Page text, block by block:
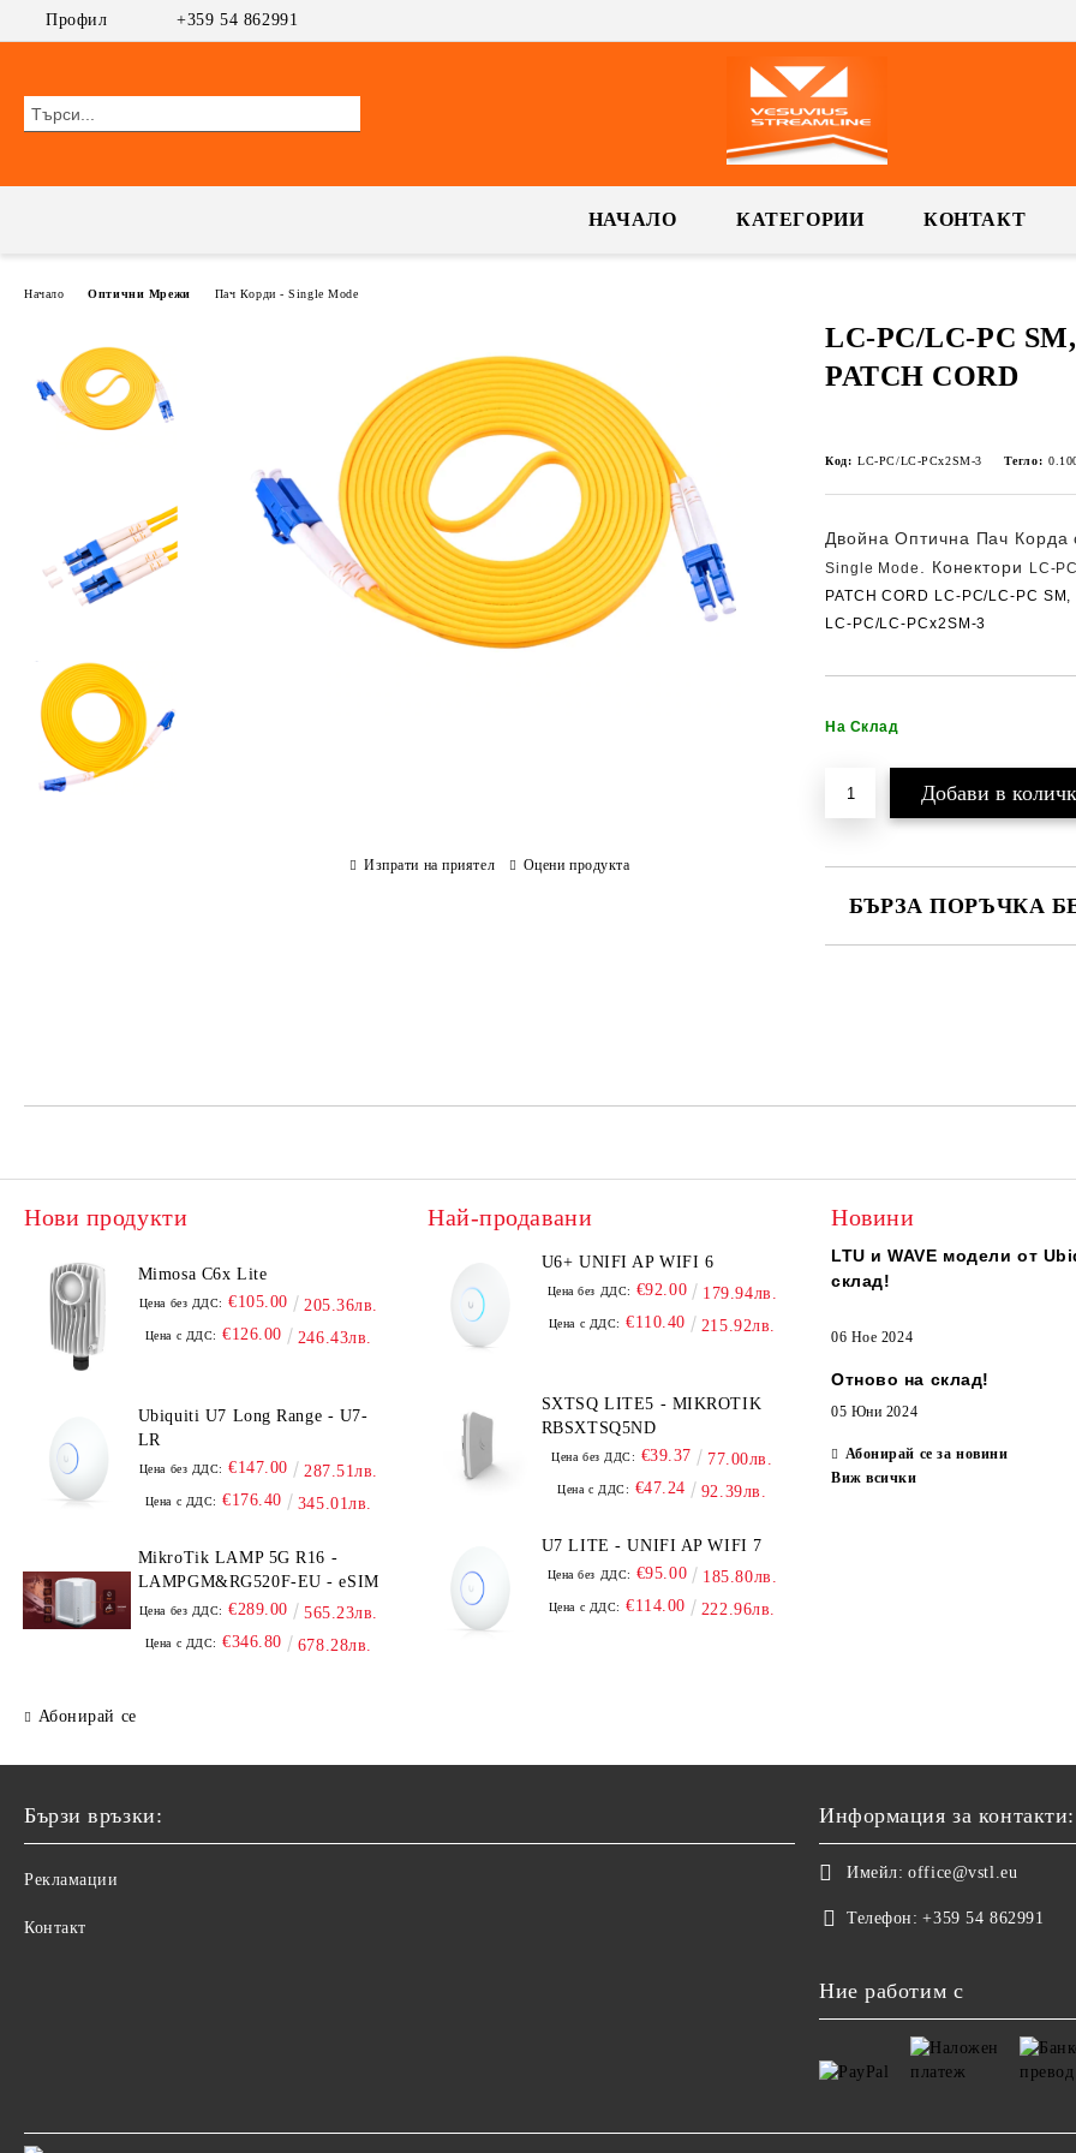
Профил +359 54 862991
НАЧАЛО КАТЕГОРИИ КОНТАКТ
Начало Оптични Мрежи Пач Корди - Single Mode
LC-PC/LC-PC
PATCH CORD
Код: LC-PC/LC-PCx2SM-3 Тегло:
Двойна Оптична Пач Корда
Single Mode
. Конектори LC-PC
PATCH CORD LC-PC/LC-PC SM,
LC-PC/LC-PCx2SM-3
На Склад
БЪРЗА ПОРЪЧКА
Изпрати на приятел Оцени продукта
Нови продукти
Mimosa C6x Lite
Цена без ДДС: €105.00 205.36лв.
Цена с ДДС: €126.00 246.43лв.
Ubiquiti U7 Long Range - U7-
LR
Цена без ДДС: €147.00 287.51лв.
Цена с ДДС: €176.40 345.01лв.
MikroTik LAMP 5G R16 -
LAMPGM&RG520F-EU - eSIM
Цена без ДДС: €289.00 565.23лв.
Цена с ДДС: €346.80 678.28лв.
Абонирай се
Най-продавани
U6+ UNIFI AP WIFI 6
Цена без ДДС: €92.00 179.94лв.
Цена с ДДС: €110.40 215.92лв.
SXTSQ LITE5 - MIKROTIK
RBSXTSQ5ND
Цена без ДДС: €39.37 77.00лв.
Цена с ДДС: €47.24 92.39лв.
U7 LITE - UNIFI AP WIFI 7
Цена без ДДС: €95.00 185.80лв.
Цена с ДДС: €114.00 222.96лв.
Новини
LTU и WAVE модели от
склад!
06 Ное 2024
Отново на склад!
05 Юни 2024
Абонирай се за новини
Виж всички
Бързи връзки:
Рекламации
Контакт
Информация за контакти:
Имейл: office@vstl.eu
Телефон: +359 54 862991
Ние работим с